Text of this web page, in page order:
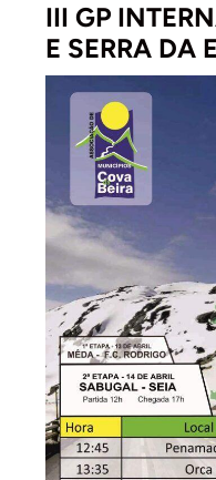
III GP
E SERRA DA